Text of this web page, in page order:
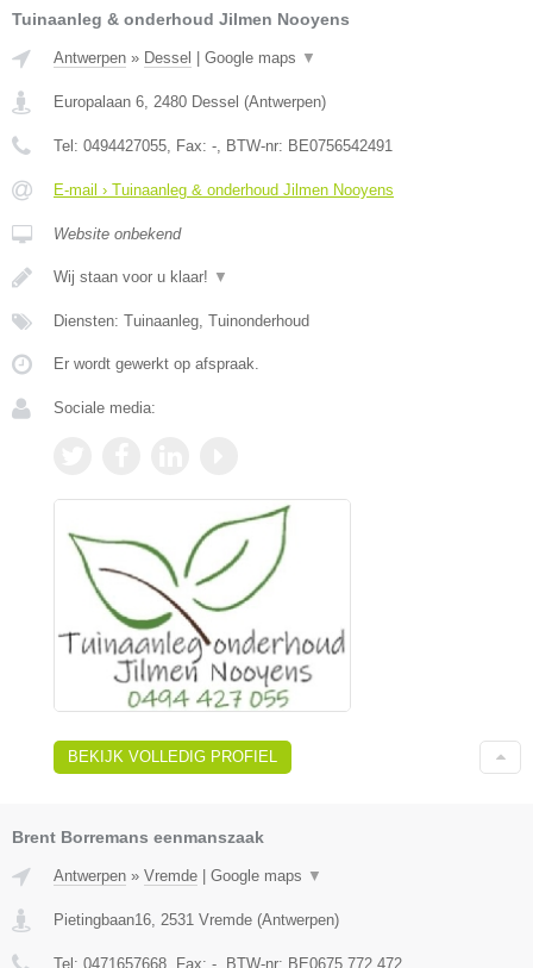
Tuinaanleg & onderhoud Jilmen Nooyens
Antwerpen » Dessel | Google maps ▼
Europalaan 6 2480 Dessel (Antwerpen)
Tel: 0494427055 , Fax: - , BTW-nr: BE0756542491
E-mail › Tuinaanleg & onderhoud Jilmen Nooyens
Website onbekend
Wij staan voor u klaar! ▼
Diensten: Tuinaanleg, Tuinonderhoud
Er wordt gewerkt op afspraak.
Sociale media:
BEKIJK VOLLEDIG PROFIEL
Brent Borremans eenmanszaak
Antwerpen » Vremde Google maps ▼
Pietingbaan16, 2531 Vremde (Antwerpen)
Tel: 0471657668 , Fax: - , BTW-nr: BE0675.772.472